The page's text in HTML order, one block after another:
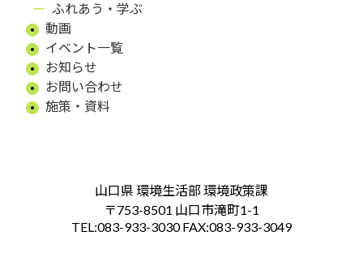
ふれあう・学ぶ
動画
イベント一覧
お知らせ
お問い合わせ
施策・資料
山口県 環境生活部 環境政策課
〒753-8501 山口市滝町1-1
TEL:083-933-3030 FAX:083-933-3049